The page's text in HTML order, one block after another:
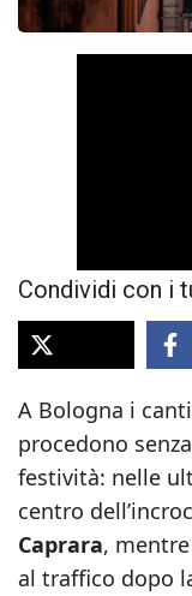
Condividi con i
A Bologna i
procedono
festività: nelle
centro
Caprara, mentre
al traffico dopo